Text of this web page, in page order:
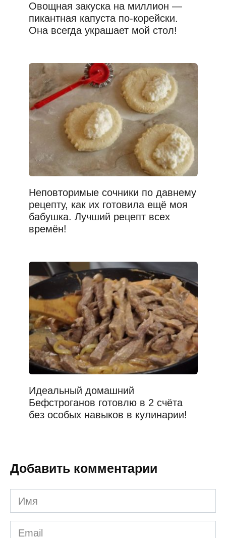
Овощная закуска на миллион —
пикантная капуста по-корейски.
Она всегда украшает мой стол!
Неповторимые сочники по давнему
рецепту, как их готовила ещё моя
бабушка. Лучший рецепт всех
времён!
Идеальный домашний
Бефстроганов готовлю в 2 счёта
без особых навыков в кулинарии!
Добавить комментарии
Имя
*
Email